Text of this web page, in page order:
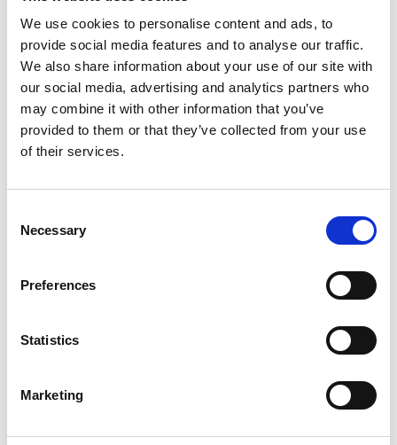
We use cookies to personalise content and ads, to
provide social media features and to analyse our traffic.
We also share information about your use of our site with
our social media, advertising and analytics partners who
may combine it with other information that you’ve
provided to them or that they’ve collected from your use
of their services.
Selection
Necessary
Preferences
Statistics
Marketing
Fotograf:Tobias Andersson
Picknick i Vallebygden – tre tips på naturreservat
passar det utmärkt med en picknick. Här kommer tre
av våra bästa tips.
Lycke lilla Höjen
Naturreservatet Lycke lilla Höjen har några av de
bästa picknickplatserna i området. Reservatet består
till stor del av gröna kullar och lövträd, och går du
utsikt över solnedgången och grannberget Kinnekulle.
Varför inte avnjuta en god kvällsmat uppe på höjden?